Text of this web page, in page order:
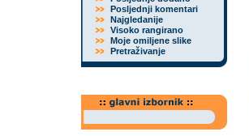
Posljednji komentari
Najgledanije
Visoko rangirano
Moje omiljene slike
Pretraživanje